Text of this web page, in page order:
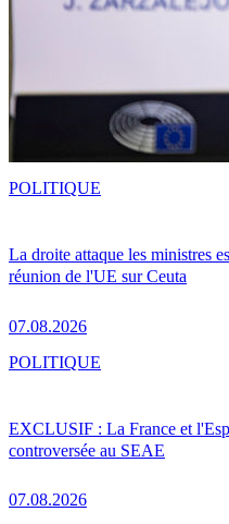
La droite attaque les ministres
réunion de l'UE sur Ceuta
07.08.2026
POLITIQUE
EXCLUSIF : La France et
controversée au SEAE
07.08.2026
POLITIQUE